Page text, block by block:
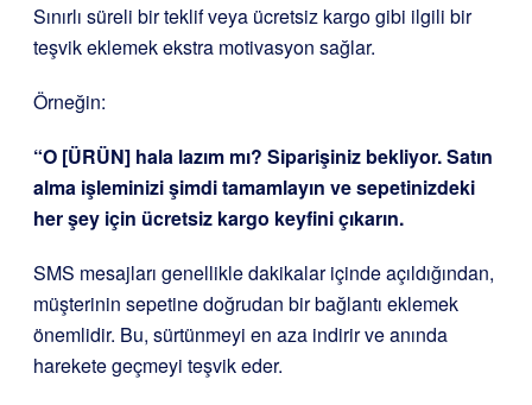
Sınırlı süreli bir teklif veya ücretsiz kargo gibi ilgili bir
teşvik eklemek ekstra motivasyon sağlar.
Örneğin:
“O [ÜRÜN] hala lazım mı? Siparişiniz bekliyor. Satın
alma işleminizi şimdi tamamlayın ve sepetinizdeki
her şey için ücretsiz kargo keyfini çıkarın.
SMS mesajları genellikle dakikalar içinde açıldığından,
müşterinin sepetine doğrudan bir bağlantı eklemek
önemlidir. Bu, sürtünmeyi en aza indirir ve anında
harekete geçmeyi teşvik eder.